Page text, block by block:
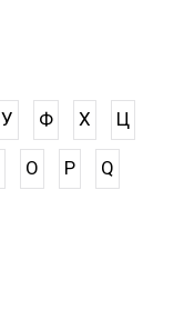
У Ф Х Ц
O P Q